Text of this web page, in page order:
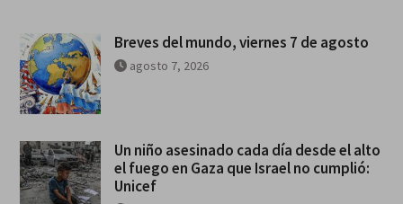
Breves del mundo, viernes 7 de agosto
agosto 7, 2026
Un niño asesinado cada día desde el alto
el fuego en Gaza que Israel no cumplió:
Unicef